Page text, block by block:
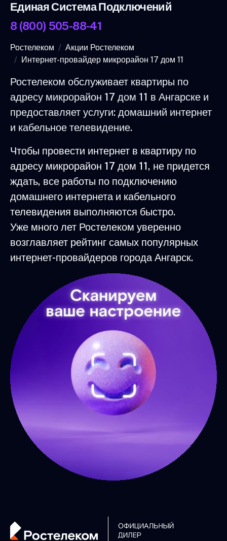
Единая Система Подключений
8 (800) 505-88-41
Ростелеком
Акции Ростелеком
Интернет-провайдер микрорайон 17 дом 11
Ростелеком обслуживает квартиры по
адресу микрорайон 17 дом 11 в Ангарске и
предоставляет услуги: домашний интернет
и кабельное телевидение.
Чтобы провести интернет в квартиру по
адресу микрорайон 17 дом 11, не придется
ждать, все работы по подключению
домашнего интернета и кабельного
телевидения выполняются быстро.
Уже много лет Ростелеком уверенно
возглавляет рейтинг самых популярных
интернет-провайдеров города Ангарск.